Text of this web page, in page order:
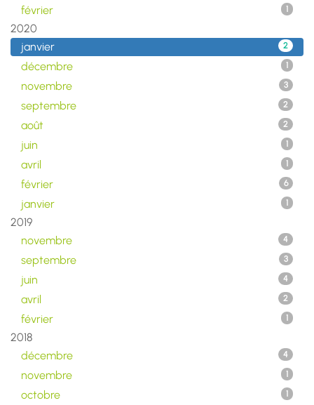
février 1
2020
janvier
2
décembre 1
novembre 3
septembre 2
août 2
juin 1
avril 1
février 6
janvier 1
2019
novembre
4
septembre 3
juin 4
avril 2
février 1
2018
décembre
4
novembre 1
octobre 1